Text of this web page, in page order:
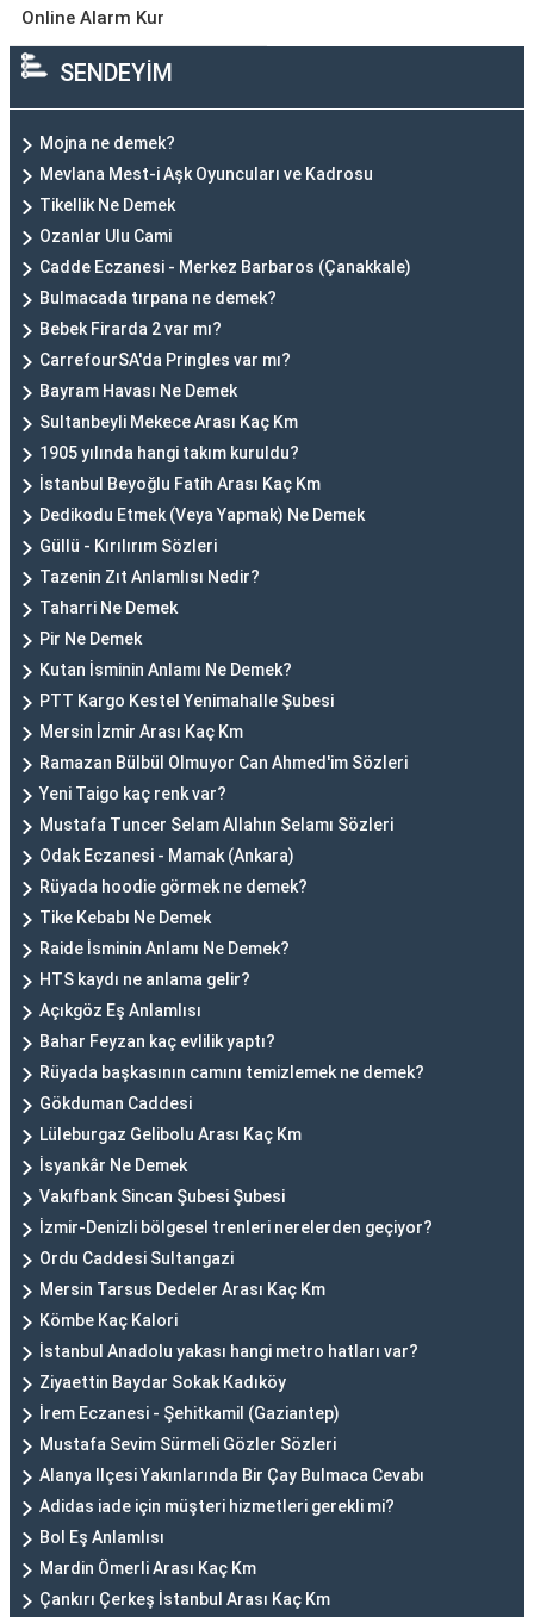
Online Alarm Kur
SENDEYİM
Mojna ne demek?
Mevlana Mest-i Aşk Oyuncuları ve Kadrosu
Tikellik Ne Demek
Ozanlar Ulu Cami
Cadde Eczanesi - Merkez Barbaros (Çanakkale)
Bulmacada tırpana ne demek?
Bebek Firarda 2 var mı?
CarrefourSA'da Pringles var mı?
Bayram Havası Ne Demek
Sultanbeyli Mekece Arası Kaç Km
1905 yılında hangi takım kuruldu?
İstanbul Beyoğlu Fatih Arası Kaç Km
Dedikodu Etmek (Veya Yapmak) Ne Demek
Güllü - Kırılırım Sözleri
Tazenin Zıt Anlamlısı Nedir?
Taharri Ne Demek
Pir Ne Demek
Kutan İsminin Anlamı Ne Demek?
PTT Kargo Kestel Yenimahalle Şubesi
Mersin İzmir Arası Kaç Km
Ramazan Bülbül Olmuyor Can Ahmed'im Sözleri
Yeni Taigo kaç renk var?
Mustafa Tuncer Selam Allahın Selamı Sözleri
Odak Eczanesi - Mamak (Ankara)
Rüyada hoodie görmek ne demek?
Tike Kebabı Ne Demek
Raide İsminin Anlamı Ne Demek?
HTS kaydı ne anlama gelir?
Açıkgöz Eş Anlamlısı
Bahar Feyzan kaç evlilik yaptı?
Rüyada başkasının camını temizlemek ne demek?
Gökduman Caddesi
Lüleburgaz Gelibolu Arası Kaç Km
İsyankâr Ne Demek
Vakıfbank Sincan Şubesi Şubesi
İzmir-Denizli bölgesel trenleri nerelerden geçiyor?
Ordu Caddesi Sultangazi
Mersin Tarsus Dedeler Arası Kaç Km
Kömbe Kaç Kalori
İstanbul Anadolu yakası hangi metro hatları var?
Ziyaettin Baydar Sokak Kadıköy
İrem Eczanesi - Şehitkamil (Gaziantep)
Mustafa Sevim Sürmeli Gözler Sözleri
Alanya Ilçesi Yakınlarında Bir Çay Bulmaca Cevabı
Adidas iade için müşteri hizmetleri gerekli mi?
Bol Eş Anlamlısı
Mardin Ömerli Arası Kaç Km
Çankırı Çerkeş İstanbul Arası Kaç Km